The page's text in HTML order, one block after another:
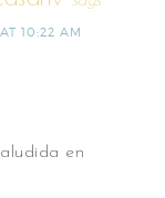
10:22 AM
en